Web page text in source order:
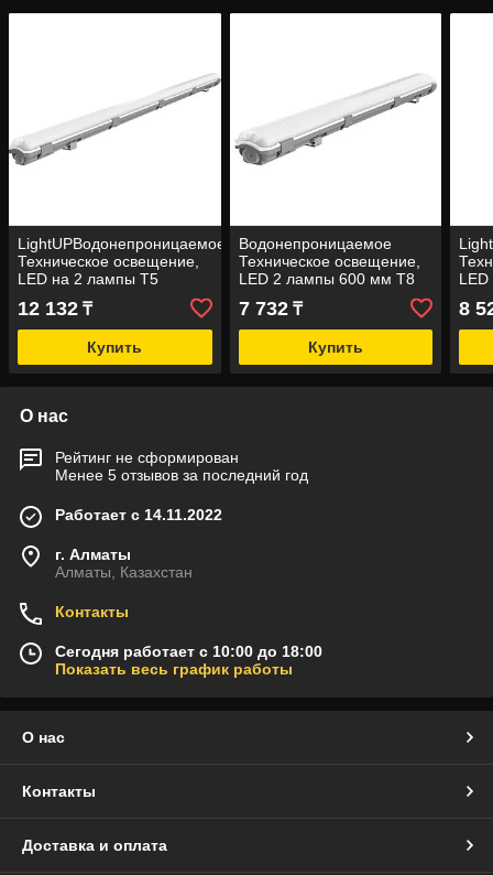
LightUPВодонепроницаемое
Техническое освещение,
LED на 2 лампы Т5
12 132 ₸
Купить
Водонепроницаемое
Техническое освещение,
LED 2 лампы 600 мм Т8
7 732₸
Купить
8
О нас
Рейтинг не сформирован
Менее 5 отзывов за последний год
Работает с 14.11.2022
г. Алматы
Алматы, Казахстан
Контакты
Сегодня работает с 10:00 до 18:00
Показать весь график работы
О нас
Контакты
Доставка и оплата